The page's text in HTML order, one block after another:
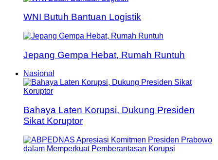
WNI Butuh Bantuan Logistik
Jepang Gempa Hebat, Rumah Runtuh
Nasional
Bahaya Laten Korupsi, Dukung Presiden
Sikat Koruptor